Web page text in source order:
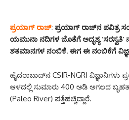
ಪ್ರಯಾಗ್ ರಾಜ್: ಪ್ರಯಾಗ್‌ ರಾಜ್‌ನ ಪವಿತ್ರ
ಯಮುನಾ ನದಿಗಳ ಜೊತೆಗೆ ಅದೃಶ್ಯ
ಶತಮಾನಗಳ ನಂಬಿಕೆ. ಈಗ ಈ ನಂಬಿಕೆಗೆ
ಹೈದರಾಬಾದ್‌ನ CSIR-NGRI
ಆಳದಲ್ಲಿ ಸುಮಾರು 400 ಅಡಿ ಅಗಲದ ಬೃಹತ್
(Paleo River) ಪತ್ತೆಹಚ್ಚಿದ್ದಾರೆ.